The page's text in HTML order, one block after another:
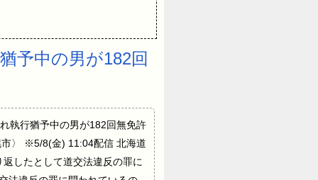
予中の男が182回
執行猶予中の男が182回無免許
市〉 ※5/8(金) 11:04配信 北海道
したとして道交法違反の罪に